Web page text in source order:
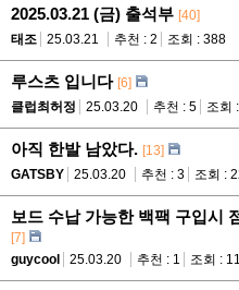
2025.03.21 (금) 출석부 [40]
태조
25.03.21 추천 : 2 조회 : 388
루스츠 입니다 [6]
클럽최허정
25.03.20 추천 : 5 조회
아직 한발 남았다. [13]
GATSBY
25.03.20 추천 : 3 조회 :
보드 수납 가능한 백팩 구입시
[7]
guycool
25.03.20 추천 : 1 조회 :